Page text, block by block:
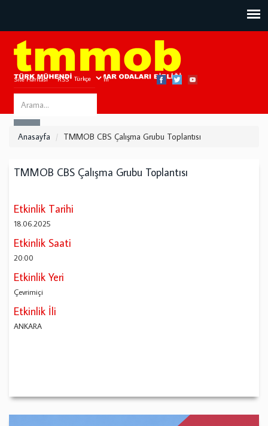
Site Haritası RSS Bize Ulaşın
Search
this
Anasayfa TMMOB CBS Çalışma Grubu Toplantısı
TMMOB CBS Çalışma Grubu Toplantısı
Etkinlik Tarihi
18.06.2025
Etkinlik Saati
20:00
Etkinlik Yeri
Çevrimiçi
Etkinlik İli
ANKARA